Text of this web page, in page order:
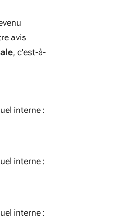
avis
, c'est-à-
interne :
interne :
interne :